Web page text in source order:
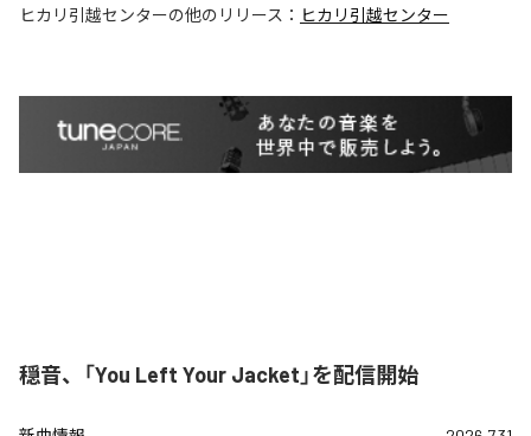
ヒカリ引越センターの他のリリース： ヒカリ引越センター
穏音、「You Left Your Jacket」を配信開始